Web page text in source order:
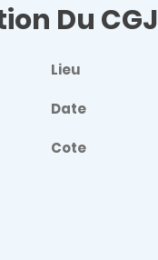
Du CGJ
Lieu
Date
Cote